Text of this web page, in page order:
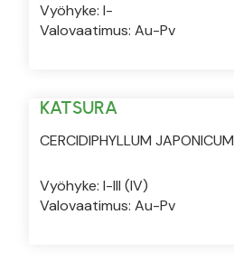
Vyöhyke: I-
Valovaatimus: Au-Pv
KATSURA
CERCIDIPHYLLUM JAPONICUM
Vyöhyke: I-III (IV)
Valovaatimus: Au-Pv